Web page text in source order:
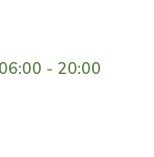
06:00 - 20:00